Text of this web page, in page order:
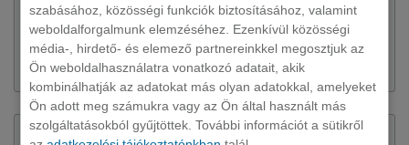
szabásához, közösségi funkciók biztosításához, valamint
weboldalforgalmunk elemzéséhez. Ezenkívül közösségi
média-, hirdető- és elemező partnereinkkel megosztjuk az
Ön weboldalhasználatra vonatkozó adatait, akik
kombinálhatják az adatokat más olyan adatokkal, amelyeket
Ön adott meg számukra vagy az Ön által használt más
szolgáltatásokból gyűjtöttek. További információt a sütikről
176 079 Ft + ÁFÁ-tól